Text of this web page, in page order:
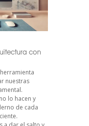
con
nuestras
lo hacen y
de cada